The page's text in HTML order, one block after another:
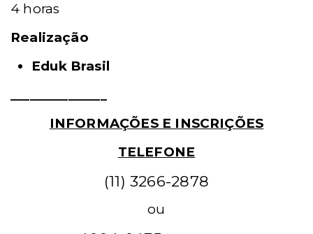
4 horas
Realização
Eduk Brasil
INFORMAÇÕES E INSCRIÇÕES
TELEFONE
(11) 3266-2878
ou